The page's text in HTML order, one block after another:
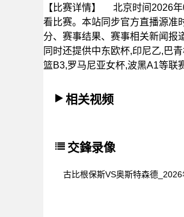
【比赛详情】
北京时间2026
看比赛。本站同步官方直播源准
分、赛事结果、赛事相关新闻报
同时还提供中东欧杯,印尼乙,巴
篮B3,罗马尼亚女杯,波黑A1等联
相关视频
交鋒录像
古比根保斯VS奥斯特森德